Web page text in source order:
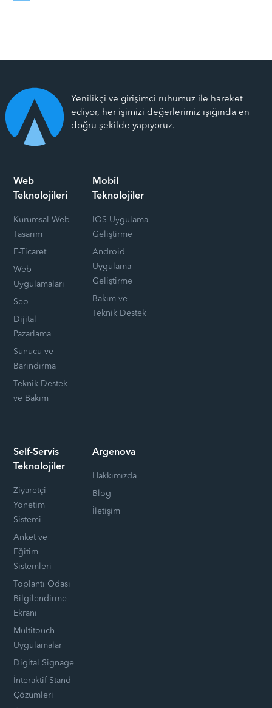
Yenilikçi ve girişimci ruhumuz ile hareket
ediyor, her işimizi değerlerimiz ışığında en
doğru şekilde yapıyoruz.
Web
Teknolojileri
Kurumsal Web
Tasarım
E-Ticaret
Web
Uygulamaları
Seo
Dijital
Pazarlama
Sunucu ve
Barındırma
Teknik Destek
ve Bakım
Mobil
Teknolojiler
IOS Uygulama
Geliştirme
Android
Uygulama
Geliştirme
Bakım ve
Teknik Destek
Self-Servis
Teknolojiler
Ziyaretçi
Yönetim
Sistemi
Anket ve
Eğitim
Sistemleri
Toplantı Odası
Bilgilendirme
Ekranı
Multitouch
Uygulamalar
Digital Signage
İnteraktif Stand
Çözümleri
Argenova
Hakkımızda
Blog
İletişim